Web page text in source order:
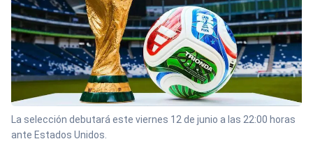
La selección debutará este viernes 12 de junio a las 22:00 horas
ante Estados Unidos.